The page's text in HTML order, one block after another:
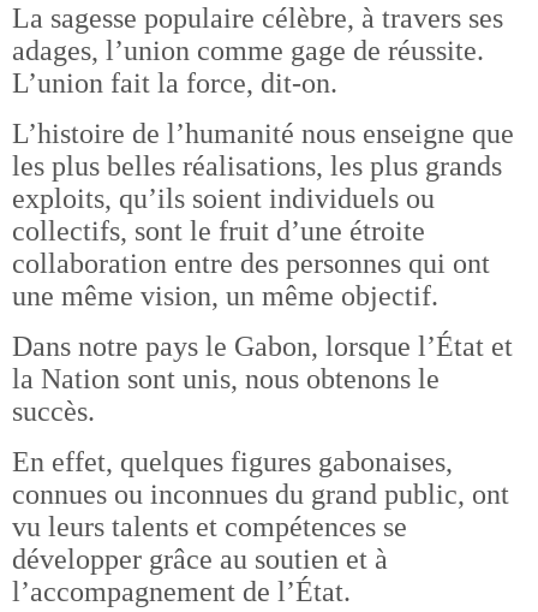
La sagesse populaire célèbre, à travers ses
adages, l’union comme gage de réussite.
L’union fait la force, dit-on.
L’histoire de l’humanité nous enseigne que
les plus belles réalisations, les plus grands
exploits, qu’ils soient individuels ou
collectifs, sont le fruit d’une étroite
collaboration entre des personnes qui ont
une même vision, un même objectif.
Dans notre pays le Gabon, lorsque l’État et
la Nation sont unis, nous obtenons le
succès.
En effet, quelques figures gabonaises,
connues ou inconnues du grand public, ont
vu leurs talents et compétences se
développer grâce au soutien et à
l’accompagnement de l’État.